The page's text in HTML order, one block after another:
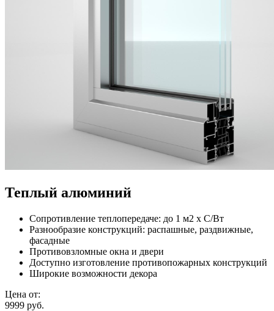
Теплый алюминий
Сопротивление теплопередаче: до 1 м2 х С/Вт
Разнообразие конструкций: распашные, раздвижные,
фасадные
Противовзломные окна и двери
Доступно изготовление противопожарных конструкций
Широкие возможности декора
Цена от:
9999 руб.